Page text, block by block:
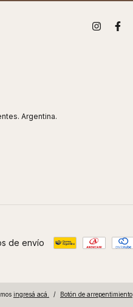
Argentina.
de envío
ingresá acá. / Botón de arrepentimiento